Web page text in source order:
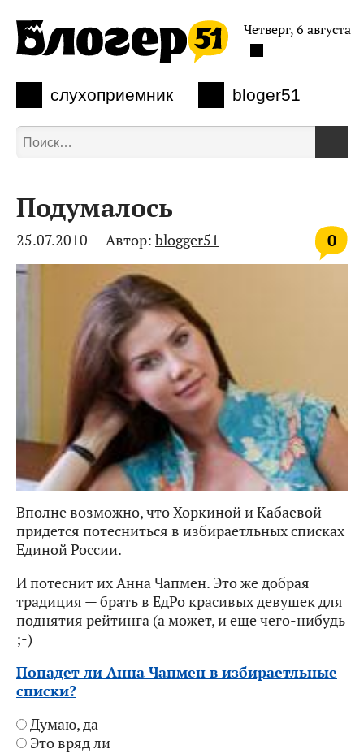
слухоприемник bloger51
Четверг, 6 августа
Подумалось
0
25.07.2010 Автор: blogger51
Вполне возможно, что Хоркиной и Кабаевой
придется потесниться в избираетльных списках
Единой России.
И потеснит их Анна Чапмен. Это же добрая
традиция — брать в ЕдРо красивых девушек для
поднятия рейтинга (а может, и еще чего-нибудь
;-)
Попадет ли Анна Чапмен в избираетльные
списки?
Думаю, да
Это вряд ли